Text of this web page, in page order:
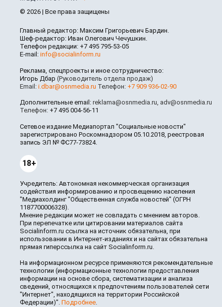
© 2026 | Все права защищены
Главный редактор: Максим Григорьевич Бардин.
Шеф-редактор: Иван Олегович Чечушкин.
Телефон редакции: +7 495 795-53-05
E-mail: info@socialinform.ru
Реклама, спецпроекты и иное сотрудничество:
Игорь Дбар (Руководитель отдела продаж)
Email: i.dbar@osnmedia.ru Телефон: +7 909 936-02-90
Дополнительные email: reklama@osnmedia.ru, adv@osnmedia.ru
Телефон: +7 495 004-56-11
Сетевое издание Медиапортал "Социальные новости"
зарегистрировано Роскомнадзором 05.10.2018, реестровая
запись ЭЛ № ФС77-73824.
18+
Учредитель: Автономная некоммерческая организация
содействия информированию и просвещению населения
"Медиахолдинг "Общественная служба новостей" (ОГРН
1187700006328).
Мнение редакции может не совпадать с мнением авторов.
При перепечатке или цитировании материалов сайта
Socialinform.ru ссылка на источник обязательна, при
использовании в Интернет-изданиях и на сайтах обязательна
прямая гиперссылка на сайт Socialinform.ru.
На информационном ресурсе применяются рекомендательные
технологии (информационные технологии предоставления
информации на основе сбора, систематизации и анализа
сведений, относящихся к предпочтениям пользователей сети
"Интернет", находящихся на территории Российской
Федерации)". Подробнее.